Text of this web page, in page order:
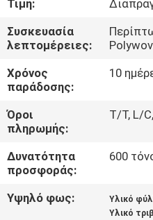
ΜΑΣ
ΕΛΆΤΕ
ΕΠΑΦΉ
ΜΕ
ΖΗΤΉΣΤΕ
ΈΝΑ
ΑΠΌΣΠΑΣΜΑ
Τιμή:
Συσκευασία
λεπτομέρειες:
Χρόνος
παράδοσης:
10
Όροι
πληρωμής:
T/T, L/
Δυνατότητα
προσφοράς:
600
Υψηλό φως: Υλικό
Υλικό